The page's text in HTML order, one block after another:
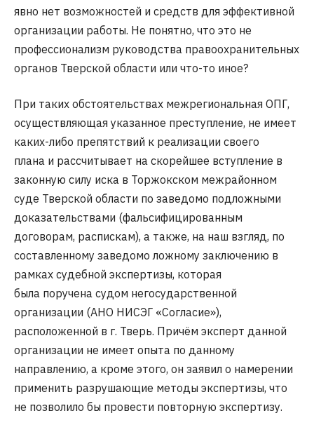
явно нет возможностей и средств для эффективной
организации работы. Не понятно, что это не
профессионализм руководства правоохранительных
органов Тверской области или что-то иное?
При таких обстоятельствах межрегиональная ОПГ,
осуществляющая указанное преступление, не имеет
каких-либо препятствий к реализации своего
плана и рассчитывает на скорейшее вступление в
законную силу иска в Торжокском межрайонном
суде Тверской области по заведомо подложными
доказательствами (фальсифицированным
договорам, распискам), а также, на наш взгляд, по
составленному заведомо ложному заключению в
рамках судебной экспертизы, которая
была поручена судом негосударственной
организации (АНО НИСЭГ «Согласие»),
расположенной в г. Тверь. Причём эксперт данной
организации не имеет опыта по данному
направлению, а кроме этого, он заявил о намерении
применить разрушающие методы экспертизы, что
не позволило бы провести повторную экспертизу.